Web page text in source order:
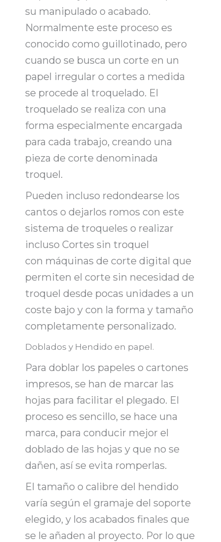
su manipulado o acabado.
Normalmente este proceso es
conocido como guillotinado, pero
cuando se busca un corte en un
papel irregular o cortes a medida
se procede al troquelado. El
troquelado se realiza con una
forma especialmente encargada
para cada trabajo, creando una
pieza de corte denominada
troquel.
Pueden incluso redondearse los
cantos o dejarlos romos con este
sistema de troqueles o realizar
incluso Cortes sin troquel
con máquinas de corte digital que
permiten el corte sin necesidad de
troquel desde pocas unidades a un
coste bajo y con la forma y tamaño
completamente personalizado.
Doblados y Hendido en papel.
Para doblar los papeles o cartones
impresos, se han de marcar las
hojas para facilitar el plegado. El
proceso es sencillo, se hace una
marca, para conducir mejor el
doblado de las hojas y que no se
dañen, así se evita romperlas.
El tamaño o calibre del hendido
varía según el gramaje del soporte
elegido, y los acabados finales que
se le añaden al proyecto. Por lo que